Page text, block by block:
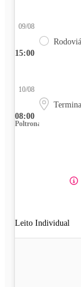
15:00
09/08
08:00
10/08
Poltrona
Leito Individual